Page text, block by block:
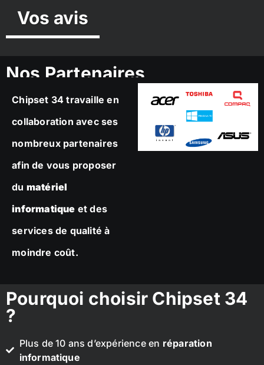
Vos avis
Nos Partenaires
Chipset 34 travaille en
collaboration avec ses
nombreux partenaires
afin de vous proposer
du matériel
informatique et des
services de qualité à
moindre coût.
Pourquoi choisir Chipset 34
?
Plus de 10 ans d’expérience en réparation
informatique